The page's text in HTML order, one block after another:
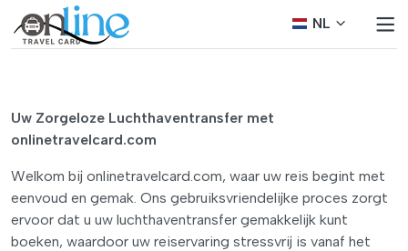
NL
Uw Zorgeloze Luchthaventransfer met
onlinetravelcard.com
Welkom bij onlinetravelcard.com, waar uw reis begint met
eenvoud en gemak. Ons gebruiksvriendelijke proces zorgt
ervoor dat u uw luchthaventransfer gemakkelijk kunt
boeken, waardoor uw reiservaring stressvrij is vanaf het